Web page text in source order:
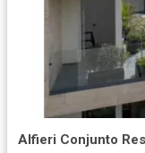
Alfieri Conjunto